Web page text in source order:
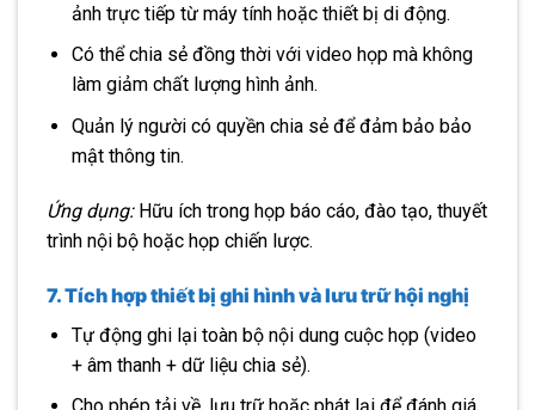
ảnh trực tiếp từ máy tính hoặc thiết bị di động.
Có thể chia sẻ đồng thời với video họp mà không
làm giảm chất lượng hình ảnh.
Quản lý người có quyền chia sẻ để đảm bảo bảo
mật thông tin.
Ứng dụng:Hữu ích trong họp báo cáo, đào tạo, thuyết
trình nội bộ hoặc họp chiến lược.
7. Tích hợp thiết bị ghi hình và lưu trữ hội nghị
Tự động ghi lại toàn bộ nội dung cuộc họp (video
+ âm thanh + dữ liệu chia sẻ).